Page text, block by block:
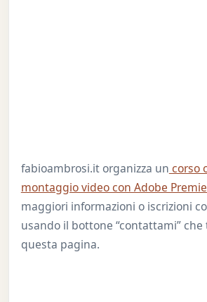
fabioambrosi.it organizza un corso
montaggio video con Adobe
maggiori informazioni o iscrizioni
usando il bottone “contattami”
questa pagina.